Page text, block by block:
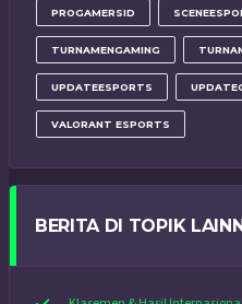
PROGAMERSID
TURNAMENGAMING
UPDATEESPORTS
VALORANT ESPORTS
BERITA DI TOPIK